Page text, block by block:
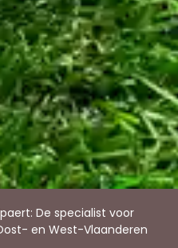
De specialist voor
en West-Vlaanderen